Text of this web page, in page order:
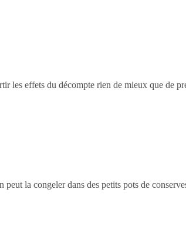
les effets du décompte rien de mieux que de
la congeler dans des petits pots de